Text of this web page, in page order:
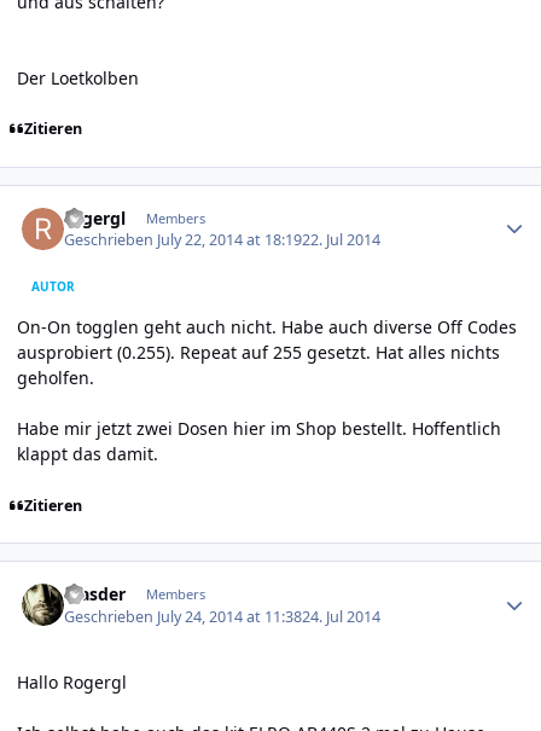
Der Loetkolben
Zitieren
rogergl Members
Geschrieben July 22, 2014 at 18:1922. Jul 2014
AUTOR
On-On togglen geht auch nicht. Habe auch diverse Off Codes
ausprobiert (0.255). Repeat auf 255 gesetzt. Hat alles nichts
geholfen.
Habe mir jetzt zwei Dosen hier im Shop bestellt. Hoffentlich
klappt das damit.
Zitieren
Masder Members
Geschrieben July 24, 2014 at 11:3824. Jul 2014
Hallo Rogergl